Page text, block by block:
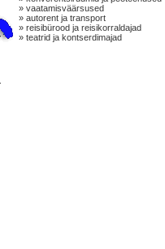
» vaatamisväärsused
» autorent ja transport
» reisibürood ja reisikorraldajad
» teatrid ja kontserdimajad